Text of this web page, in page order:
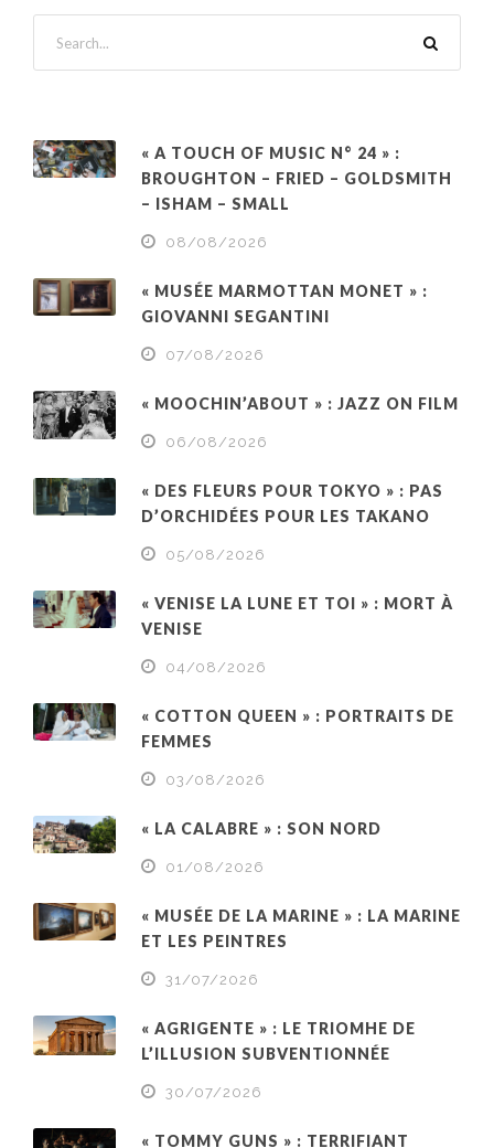
« A TOUCH OF MUSIC N° 24 » :
BROUGHTON – FRIED – GOLDSMITH
– ISHAM – SMALL
08/08/2026
« MUSÉE MARMOTTAN MONET » :
GIOVANNI SEGANTINI
07/08/2026
« MOOCHIN’ABOUT » : JAZZ ON FILM
06/08/2026
« DES FLEURS POUR TOKYO » : PAS
D’ORCHIDÉES POUR LES TAKANO
05/08/2026
« VENISE LA LUNE ET TOI » : MORT À
VENISE
04/08/2026
« COTTON QUEEN » : PORTRAITS DE
FEMMES
03/08/2026
« LA CALABRE » : SON NORD
01/08/2026
« MUSÉE DE LA MARINE » : LA MARINE
ET LES PEINTRES
31/07/2026
« AGRIGENTE » : LE TRIOMHE DE
L’ILLUSION SUBVENTIONNÉE
30/07/2026
« TOMMY GUNS » : TERRIFIANT